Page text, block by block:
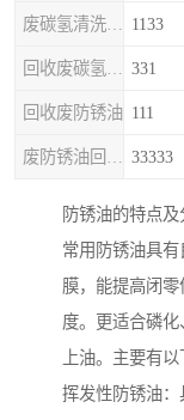
1133
331
回收废防锈油 111
33333
防锈油的特点及
常用防锈油具
膜，能提高闭
度。更适合磷
上油。主要有以
挥发性防锈油